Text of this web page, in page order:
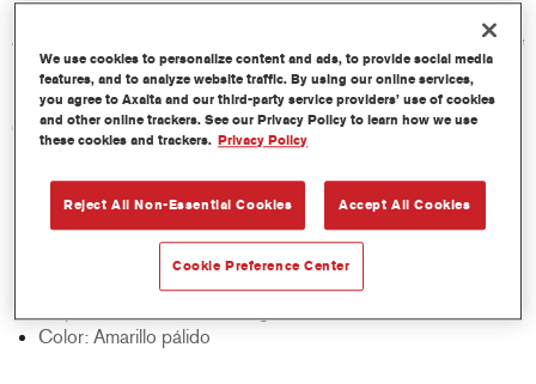
a una amplia gama de superficies, es fácil de aplicar y es la base
ideal para la mayoría de los sistemas de pintura.
Características del producto
Aplicación lisa
Excelente lijado y moldeado rápido
No se descuelga en superficies verticales
Excelente adherencia multifuncional
Color: Amarillo pálido
We use cookies to personalize content and ads, to provide social media
features, and to analyze website traffic. By using our online services,
you agree to Axalta and our third-party service providers’ use of cookies
and other online trackers. See our Privacy Policy to learn how we use
these cookies and trackers. Privacy Policy
Reject All Non-Essential Cookies Accept All Cookies
Cookie Preference Center